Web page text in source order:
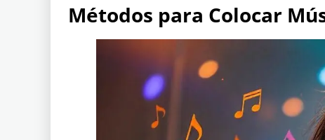
Métodos para Colocar